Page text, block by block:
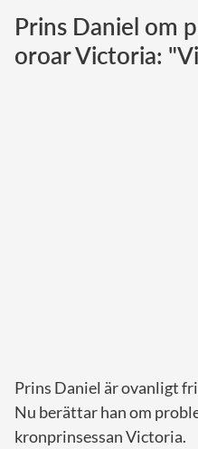
Norska
Danska
Prins Daniel om
oroar Victoria:
Prins Daniel är ovanligt
Nu berättar han om
kronprinsessan Victoria.